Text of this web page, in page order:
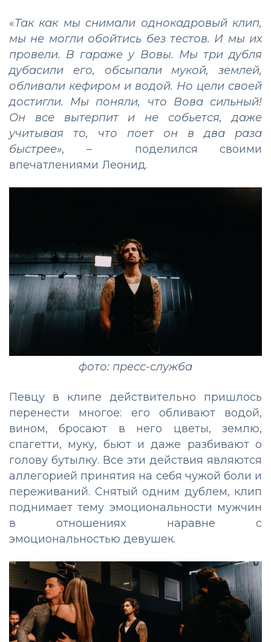
«Так как мы снимали однокадровый клип,
мы не могли обойтись без тестов. И мы их
провели. В гараже у Вовы. Мы три дубля
дубасили его, обсыпали мукой, землей,
обливали кефиром и водой. Но цели своей
достигли. Мы поняли, что Вова сильный!
Он все вытерпит и не собьется, даже
учитывая то, что поет он в два раза
быстрее», –поделился своими
впечатлениями Леонид.
фото: пресс-служба
Певцу в клипе действительно пришлось
перенести многое: его обливают водой,
вином, бросают в него цветы, землю,
спагетти, муку, бьют и даже разбивают о
голову бутылку. Все эти действия являются
аллегорией принятия на себя чужой боли и
переживаний. Снятый одним дублем, клип
поднимает тему эмоциональности мужчин
в отношениях наравне с
эмоциональностью девушек.